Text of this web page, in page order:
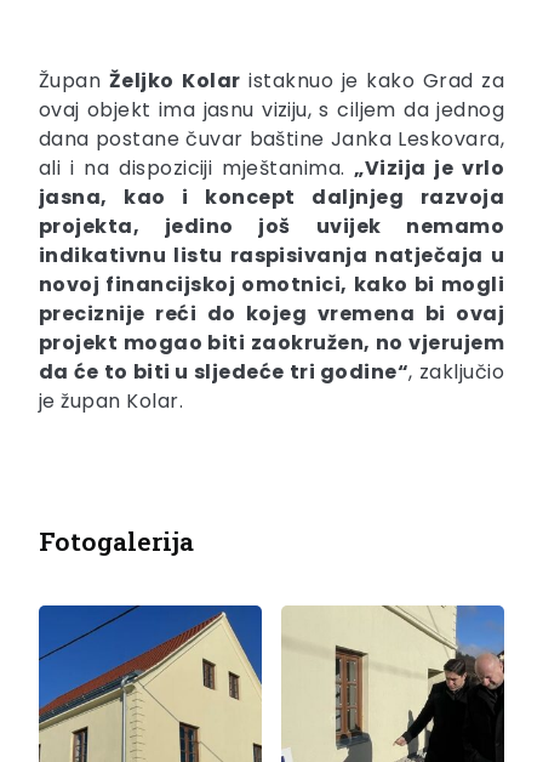
Župan Željko Kolar istaknuo je kako Grad za
ovaj objekt ima jasnu viziju, s ciljem da jednog
dana postane čuvar baštine Janka Leskovara,
ali i na dispoziciji mještanima.„Vizija je vrlo
jasna, kao i koncept daljnjeg razvoja
projekta, jedino još uvijek nemamo
indikativnu listu raspisivanja natječaja u
novoj financijskoj omotnici, kako bi mogli
preciznije reći do kojeg vremena bi ovaj
projekt mogao biti zaokružen, no vjerujem
da će to biti u sljedeće tri godine“, zaključio
je župan Kolar.
Fotogalerija